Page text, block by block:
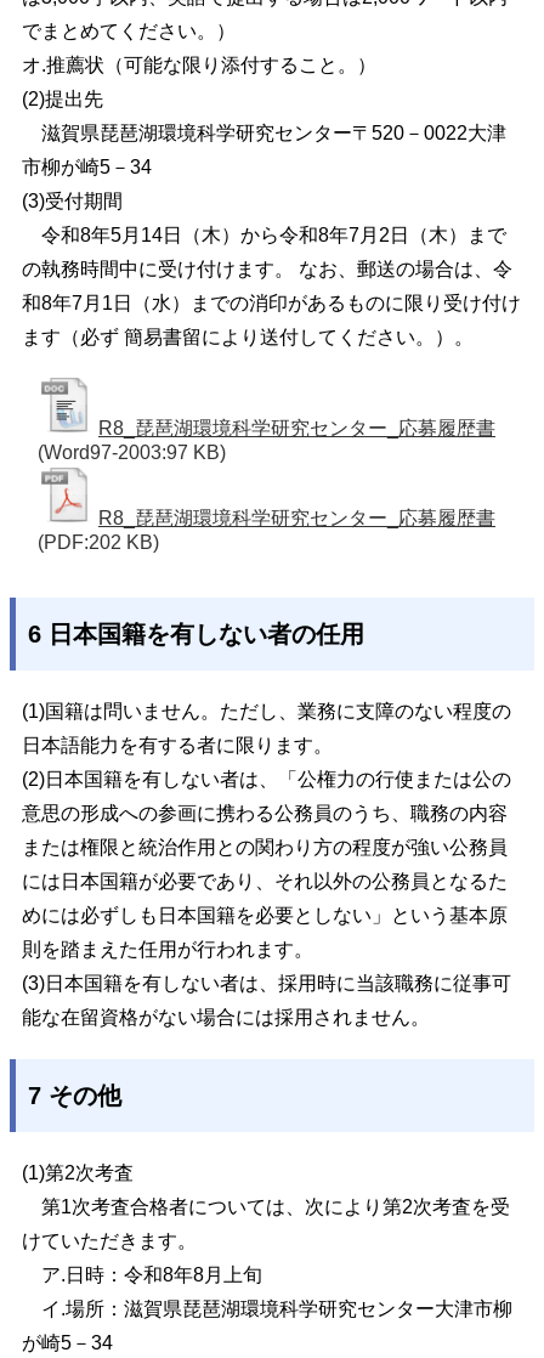
でまとめてください。）
オ.推薦状（可能な限り添付すること。）
(2)提出先
滋賀県琵琶湖環境科学研究センター〒520－0022大津
市柳が崎5－34
(3)受付期間
令和8年5月14日（木）から令和8年7月2日（木）まで
の執務時間中に受け付けます。 なお、郵送の場合は、令
和8年7月1日（水）までの消印がある ものに限り受け付け
ます（必ず 簡易書留により送付してください。）。
R8_琵琶湖環境科学研究センター_応募履歴書
(Word97-2003:97 KB)
R8_琵琶湖環境科学研究センター_応募履歴書
(PDF:202 KB)
6 日本国籍を有しない者の任用
(1)国籍は問いません。ただし、業務に支障のない程度の
日本語能力を有する者に限りま す。
(2)日本国籍を有しない者は、「公権力の行使または公の
意思の形成への参画に携わる公務員のうち、職務の内容
または権限と統治作用との関わり方の程度が強い公務員
には日 本国籍が必要であり、それ以外の公務員となるた
めには必ずしも日本国籍を必要としない」という基本原
則を踏まえた任用が行われます。
(3)日本国籍を有しない者は、採用時に当該職務に従事可
能な在留資格がない場合には採用されません。
7 その他
(1)第2次考査
第1次考査合格者については、次により第2次考査を受
けていただきま す。
ア.日時：令和8年8月上旬
イ.場所：滋賀県琵琶湖環境科学研究センター大津市柳
が崎5－34